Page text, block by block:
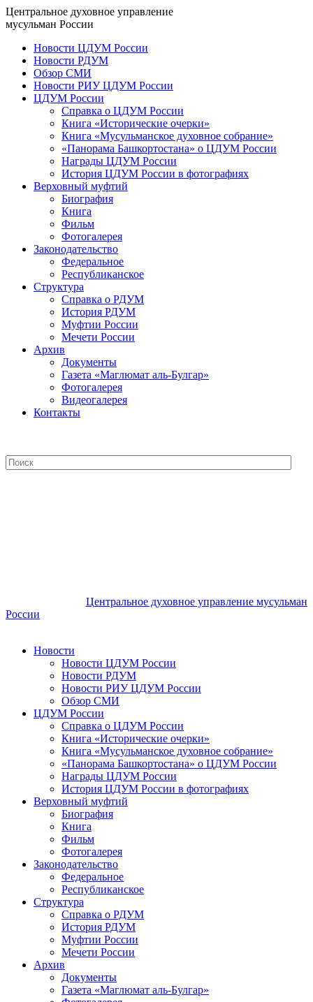
Центральное духовное управление
мусульман России
Новости ЦДУМ России
Новости РДУМ
Обзор СМИ
Новости РИУ ЦДУМ России
ЦДУМ России
Справка о ЦДУМ России
Книга «Исторические очерки»
Книга «Мусульманское духовное собрание»
«Панорама Башкортостана» о ЦДУМ России
Награды ЦДУМ России
История ЦДУМ России в фотографиях
Верховный муфтий
Биография
Книга
Фильм
Фотогалерея
Законодательство
Федеральное
Республиканское
Структура
Справка о РДУМ
История РДУМ
Муфтии России
Мечети России
Архив
Документы
Газета «Маглюмат аль-Булгар»
Фотогалерея
Видеогалерея
Контакты
Центральное духовное управление мусульман
России
Новости
Новости ЦДУМ России
Новости РДУМ
Новости РИУ ЦДУМ России
Обзор СМИ
ЦДУМ России
Справка о ЦДУМ России
Книга «Исторические очерки»
Книга «Мусульманское духовное собрание»
«Панорама Башкортостана» о ЦДУМ России
Награды ЦДУМ России
История ЦДУМ России в фотографиях
Верховный муфтий
Биография
Книга
Фильм
Фотогалерея
Законодательство
Федеральное
Республиканское
Структура
Справка о РДУМ
История РДУМ
Муфтии России
Мечети России
Архив
Документы
Газета «Маглюмат аль-Булгар»